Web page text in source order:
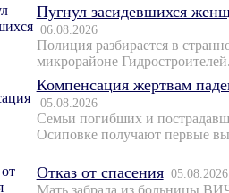
Пугнул засидевшихся
06.08.2026
Полиция разбирается в
микрорайоне Гидростроителей.
Компенсация жертвам
05.08.2026
Семьи погибших и
Осиповке получают первые
Отказ от спасения 05.08.2026